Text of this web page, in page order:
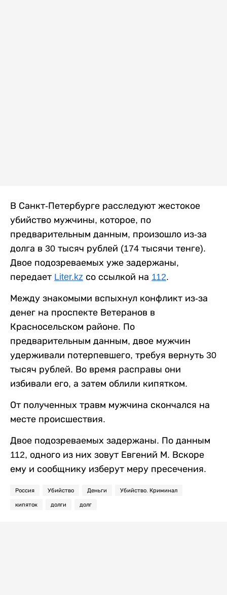
В Санкт-Петербурге расследуют жестокое
убийство мужчины, которое, по
предварительным данным, произошло из-за
долга в 30 тысяч рублей (174 тысячи тенге).
Двое подозреваемых уже задержаны,
передает Liter.kz со ссылкой на 112.
Между знакомыми вспыхнул конфликт из-за
денег на проспекте Ветеранов в
Красносельском районе. По
предварительным данным, двое мужчин
удерживали потерпевшего, требуя вернуть 30
тысяч рублей. Во время расправы они
избивали его, а затем облили кипятком.
От полученных травм мужчина скончался на
месте происшествия.
Двое подозреваемых задержаны. По данным
112, одного из них зовут Евгений М. Вскоре
ему и сообщнику изберут меру пресечения.
Россия Убийство Деньги Убийство. Криминал
кипяток долги долг